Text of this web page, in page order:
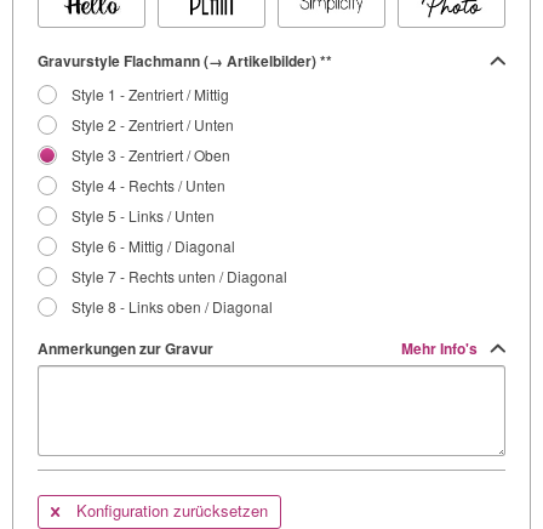
Gravurstyle Flachmann (→ Artikelbilder) **
Style 1 - Zentriert / Mittig
Style 2 - Zentriert / Unten
Style 3 - Zentriert / Oben
Style 4 - Rechts / Unten
Style 5 - Links / Unten
Style 6 - Mittig / Diagonal
Style 7 - Rechts unten / Diagonal
Style 8 - Links oben / Diagonal
Anmerkungen zur Gravur Mehr Info's
Konfiguration zurücksetzen